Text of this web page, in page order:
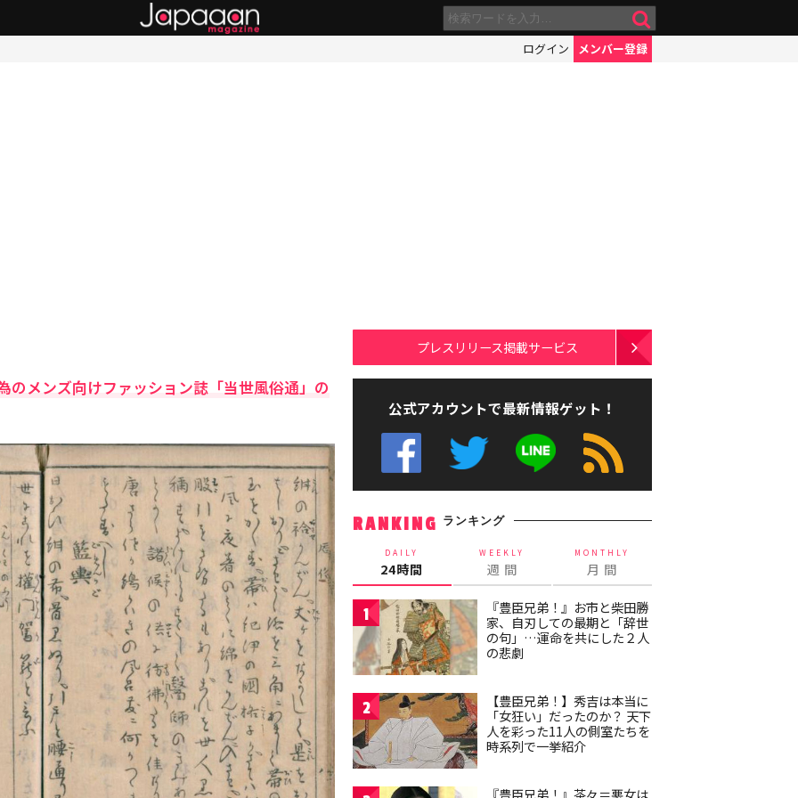
ログイン メンバー登録
のメンズ向けファッション誌「当世風俗通」の
プレスリリース掲載サービス
公式アカウントで最新情報ゲット！
RANKING ランキング
DAILY
24時間
WEEKLY
週 間
MONTHLY
月 間
1
『豊臣兄弟！』お市と柴田勝
家、自刃しての最期と「辞世
の句」…運命を共にした２人
の悲劇
2
【豊臣兄弟！】秀吉は本当に
「女狂い」だったのか？ 天下
人を彩った11人の側室たちを
時系列で一挙紹介
『豊臣兄弟！』茶々＝悪女は